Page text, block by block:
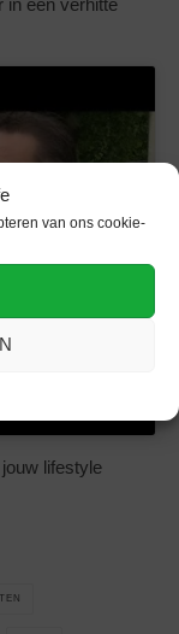
van ons cookie-
lifestyle